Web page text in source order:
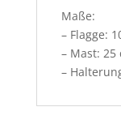
Maße:
– Flagge:
– Mast: 25
–